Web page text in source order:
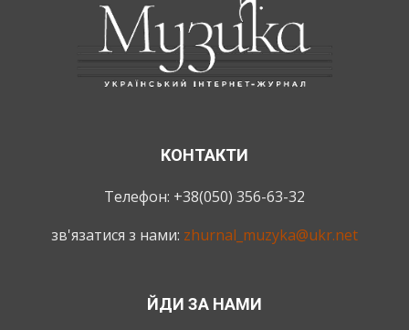
КОНТАКТИ
Телефон: +38(050) 356-63-32
зв'язатися з нами: zhurnal_muzyka@ukr.net
ЙДИ ЗА НАМИ